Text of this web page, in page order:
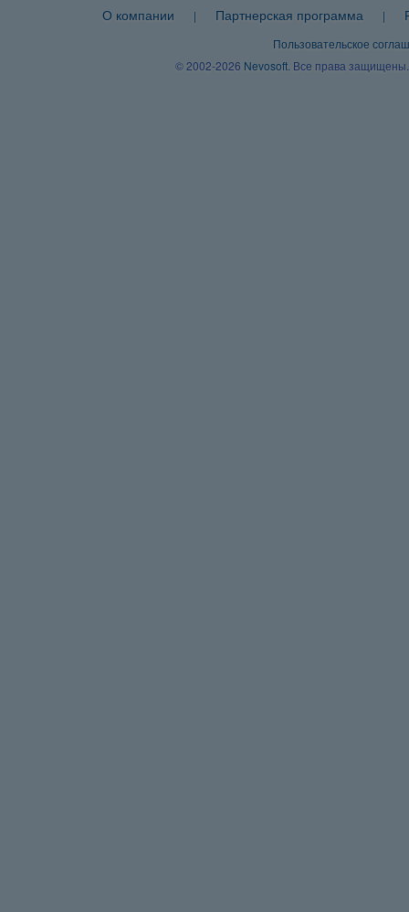
О компании | Партнерская программа |
Пользовательское
© 2002-2026 Nevosoft . Все права защищены